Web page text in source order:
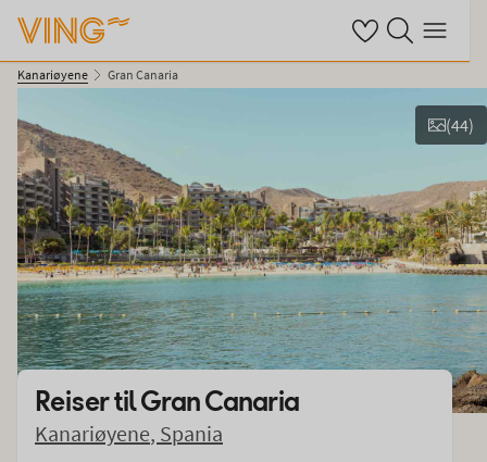
Se dine sparte
Søk på ving.no
Meny
Kanariøyene Gran Canaria
Se bilder og film
(44)
Reiser tilGran Canaria
Kanariøyene, Spania